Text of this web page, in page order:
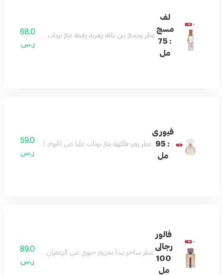
لف
مسج
: 75
مل
عطر يجمع بين باقة زهرية رقيقة مع نوتات مسكية ناعمة: تبدأ
68.0
ر.س
فيورى
: 95
مل
عطر زهر-فاكهة مع نوتات عليا من الخوخ، التوت الأسود،
59.0
ر.س
فالور
رجالى
100
مل
عطر ساحر يبدأ بمزيج حيوي من الزعفران والتوت، يتطور
89.0
ر.س